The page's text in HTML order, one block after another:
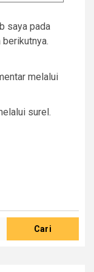
saya pada
melalui
surel.
Cari